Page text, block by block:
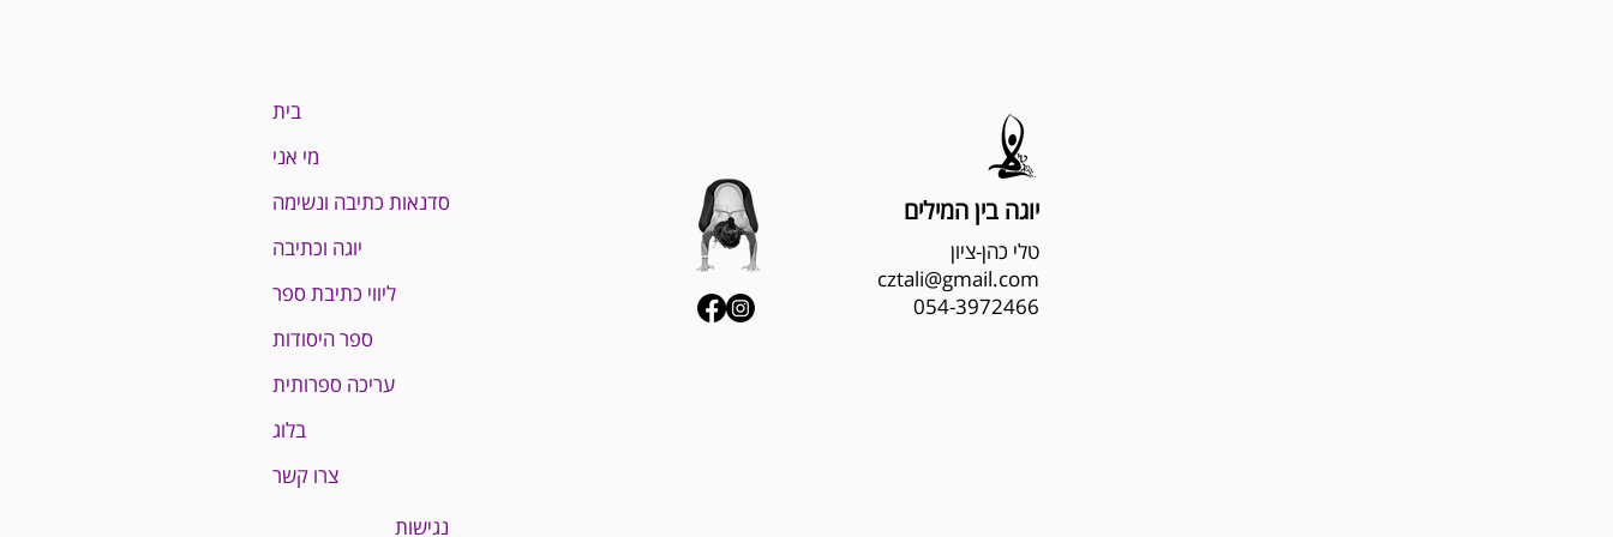
בית
מי אני
סדנאות כתיבה ונשימה
יוגה וכתיבה
ליווי כתיבת ספר
ספר היסודות
עריכה ספרותית
בלוג
צרו קשר
נגישות
יוגה בין המילים
טלי כהן-ציון
cztali@gmail.com
054-3972466